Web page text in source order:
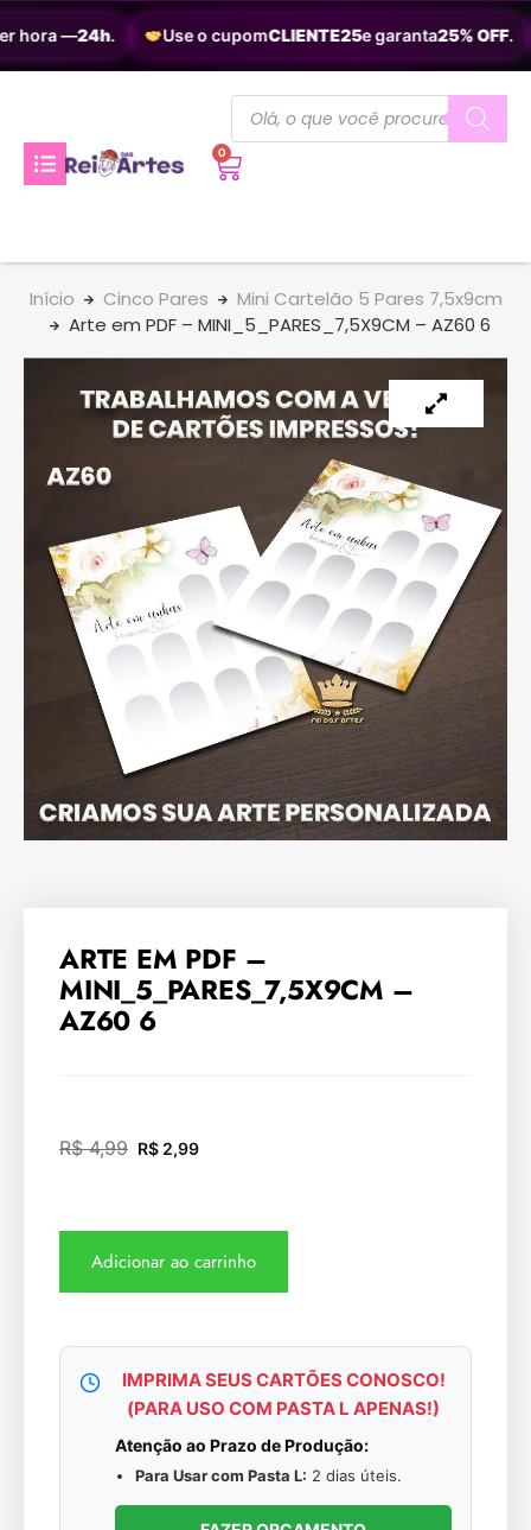
hora —24h. Use o cupomCLIENTE25e garanta25% OFF.
0
Início Cinco Pares
Mini Cartelão 5 Pares 7,5x9cm
Arte em PDF – MINI_5_PARES_7,5X9CM – AZ60 6
ARTE EM PDF –
MINI_5_PARES_7,5X9CM –
AZ60 6
R$4,99 R$ 2,99
Adicionar ao carrinho
IMPRIMA SEUS CARTÕES CONOSCO!
(PARA USO COM PASTA L APENAS!)
Atenção ao Prazo de Produção:
Para Usar com Pasta L: 2 dias úteis.